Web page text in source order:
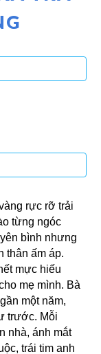
rực rỡ trải
từng ngóc
bình nhưng
thân ấm áp.
mực hiếu
mẹ mình. Bà
một năm,
trước. Mỗi
nhà, ánh mắt
trái tim anh